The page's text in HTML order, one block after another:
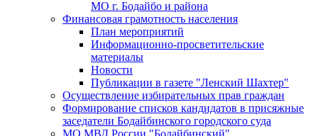
МО г. Бодайбо и района
Финансовая грамотность населения
План мероприятий
Информационно-просветительские
материалы
Новости
Публикации в газете "Ленский Шахтер"
Осуществление избирательных прав граждан
Формирование списков кандидатов в присяжные
заседатели Бодайбинского городского суда
МО МВД России "Бодайбинский"